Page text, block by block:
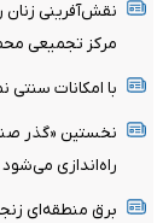
نقش‌آفرینی
مرکز تجمیعی
با امکانات
نخستین «گذر
راه‌اندازی می‌شود
برق منطقه‌ای